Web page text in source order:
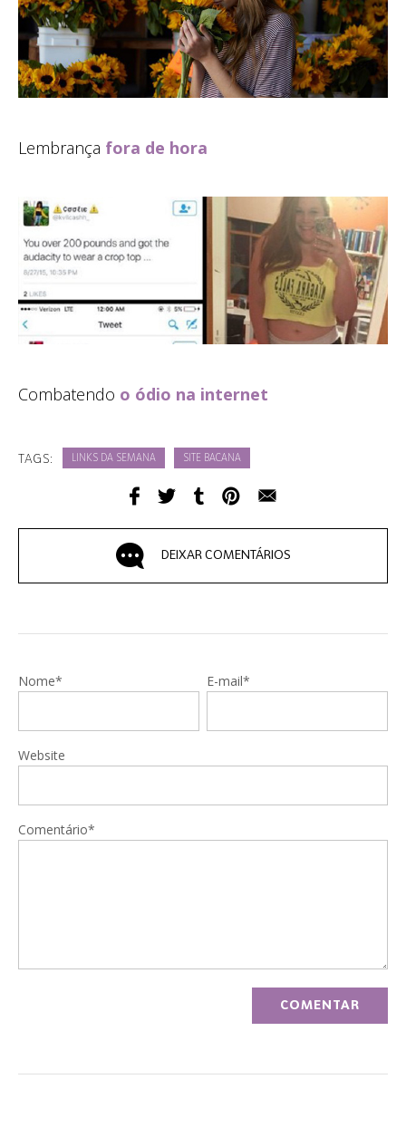
Lembrança fora de hora
Combatendo o ódio na internet
TAGS: LINKS DA SEMANA SITE BACANA
DEIXAR COMENTÁRIOS
Nome* E-mail*
Website
Comentário*